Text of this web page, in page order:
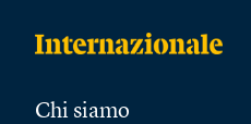
Chi siamo